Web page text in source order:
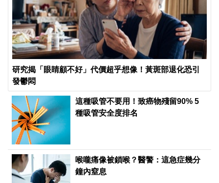
研究揭「眼睛顧不好」代價超乎想像！黃斑部退化恐引
發鬱悶
這種吸管不要用！致癌物殘留90% 5
種吸管安全度排名
喉嚨痛像被鎖喉？醫警：這急症幾分
鐘內窒息